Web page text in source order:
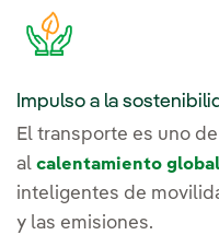
Impulso a la
El transporte es uno
al calentamiento global
inteligentes de
y las emisiones.